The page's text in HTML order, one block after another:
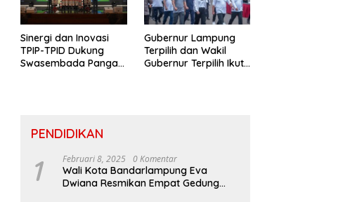
Sinergi dan Inovasi
TPIP-TPID Dukung
Swasembada Pangan
Gubernur Lampung
Terpilih dan Wakil
Gubernur Terpilih Ikuti
PENDIDIKAN
1 Februari 8, 2025 0 Komentar
Wali Kota Bandarlampung Eva
Dwiana Resmikan Empat Gedung